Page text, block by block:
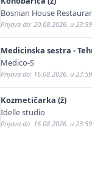
Bosnian House
Prijava do: 20.08.2026. u 23:59
Medicinska sestra -
Medico-S
Prijava do: 16.08.2026. u 23:59
Kozmetičarka (ž)
Idelle studio
Prijava do: 16.08.2026. u 23:59